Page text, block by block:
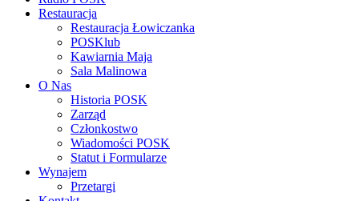
Restauracja
Restauracja Łowiczanka
POSKlub
Kawiarnia Maja
Sala Malinowa
O Nas
Historia POSK
Zarząd
Członkostwo
Wiadomości POSK
Statut i Formularze
Wynajem
Przetargi